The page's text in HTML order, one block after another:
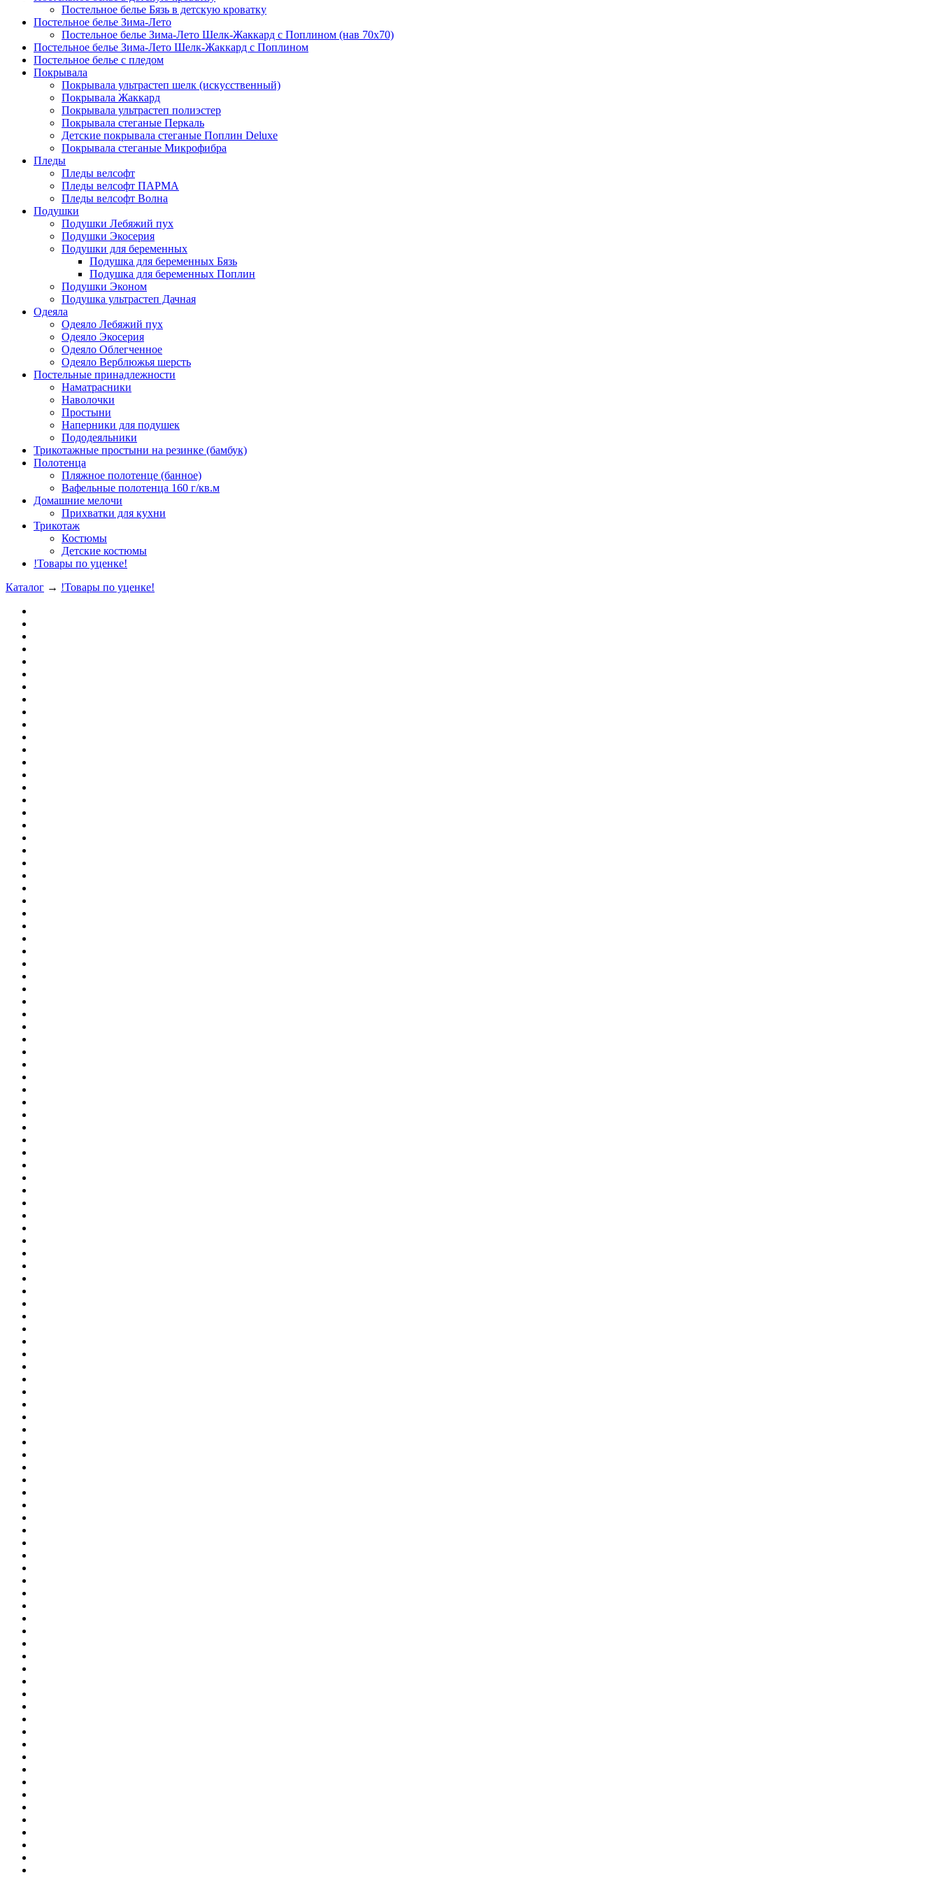
Постельное белье Бязь в детскую кроватку
Постельное белье Зима-Лето
Постельное белье Зима-Лето Шелк-Жаккард с Поплином (нав 70х70)
Постельное белье Зима-Лето Шелк-Жаккард с Поплином
Постельное белье с пледом
Покрывала
Покрывала ультрастеп шелк (искусственный)
Покрывала Жаккард
Покрывала ультрастеп полиэстер
Покрывала стеганые Перкаль
Детские покрывала стеганые Поплин Deluxe
Покрывала стеганые Микрофибра
Пледы
Пледы велсофт
Пледы велсофт ПАРМА
Пледы велсофт Волна
Подушки
Подушки Лебяжий пух
Подушки Экосерия
Подушки для беременных
Подушка для беременных Бязь
Подушка для беременных Поплин
Подушки Эконом
Подушка ультрастеп Дачная
Одеяла
Одеяло Лебяжий пух
Одеяло Экосерия
Одеяло Облегченное
Одеяло Верблюжья шерсть
Постельные принадлежности
Наматрасники
Наволочки
Простыни
Наперники для подушек
Пододеяльники
Трикотажные простыни на резинке (бамбук)
Полотенца
Пляжное полотенце (банное)
Вафельные полотенца 160 г/кв.м
Домашние мелочи
Прихватки для кухни
Трикотаж
Костюмы
Детские костюмы
!Товары по уценке!
Каталог → !Товары по уценке!